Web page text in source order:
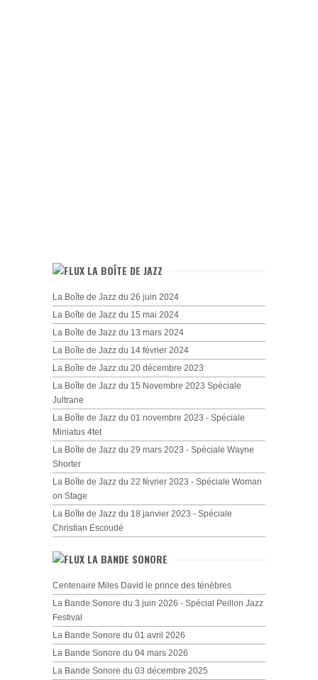
LA BOÎTE DE JAZZ
La Boîte de Jazz du 26 juin 2024
La Boîte de Jazz du 15 mai 2024
La Boîte de Jazz du 13 mars 2024
La Boîte de Jazz du 14 février 2024
La Boîte de Jazz du 20 décembre 2023
La Boîte de Jazz du 15 Novembre 2023 Spéciale
Jultrane
La Boîte de Jazz du 01 novembre 2023 - Spéciale
Miniatus 4tet
La Boîte de Jazz du 29 mars 2023 - Spéciale Wayne
Shorter
La Boîte de Jazz du 22 février 2023 - Spéciale Woman
on Stage
La Boîte de Jazz du 18 janvier 2023 - Spéciale
Christian Escoudé
LA BANDE SONORE
Centenaire Miles David le prince des ténèbres
La Bande Sonore du 3 juin 2026 - Spécial Peillon Jazz
Festival
La Bande Sonore du 01 avril 2026
La Bande Sonore du 04 mars 2026
La Bande Sonore du 03 décembre 2025